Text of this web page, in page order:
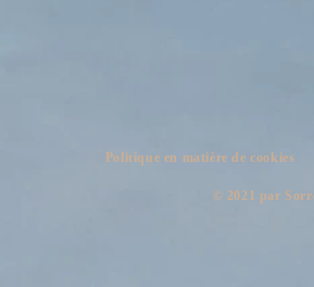
Politique en matière de cookies
​© 2021 par